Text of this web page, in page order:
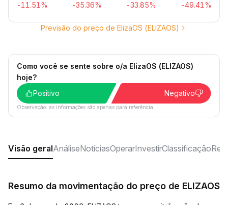
-11.51% -35.36% -33.85% -49.41%
Previsão do preço de ElizaOS (ELIZAOS)
Como você se sente sobre o/a ElizaOS (ELIZAOS)
hoje?
Positivo
Negativo
Observação: as informações são apenas para referência.
Visão geralAnáliseNotíciasOperarInvestirClassificação
Resumo da movimentação do preço de ELIZAOS